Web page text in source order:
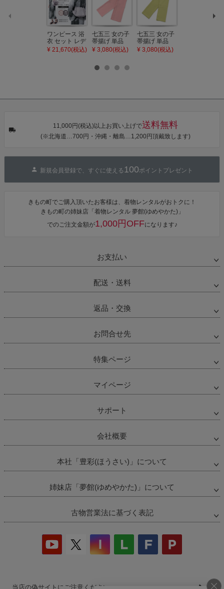
ワンピース 浴
衣 セット レデ
ィース 吸水速
タン・夜の葉
カシュクール
ワンピース 簡
単着付け 大人
¥ 21,670(税込)
七五三 女の子
帯揚げ 単品
「灰桃色」日
びあげ 和装 着
【メール便不
¥ 3,080(税込)
七五三 女の子
帯揚げ 単品
「若葉色」日
【メール便不
¥ 3,080(税込)
【メール便不
11,000円(税込)以上お買い上げで送料無料
(※北海道…700円・沖縄・離島…1,200円頂戴致します)
新規会員登録で、すぐに使える 100ポイントプレゼント
きもの町でご購入頂いたお客様は、着物レンタルがおトクに！
きもの町の姉妹店「着物レンタル 夢館(ゆめやかた)」
でのご注文金額が1,000円OFFになります♪
お支払い
配送・送料
返品・交換
お問合せ先
特集ページ
マイページ
サポート
会社概要
本社「豊彩(ほうさい)」について
姉妹店「夢館(ゆめやかた)」について
古物営業法に基づく表記
当店の偽サイトにご注意ください